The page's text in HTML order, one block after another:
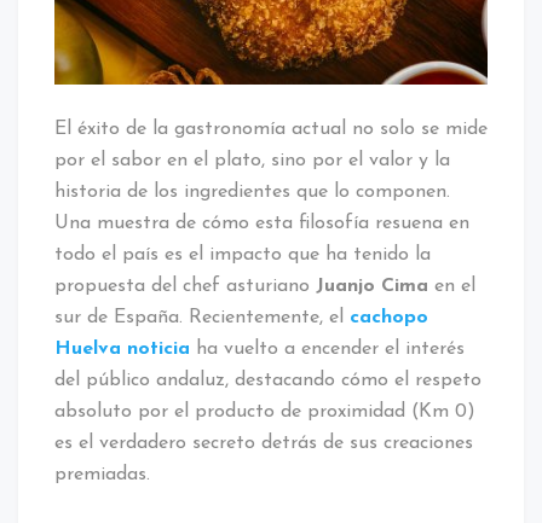
Huelva
que
ensalza
el
proximidad
El éxito de la gastronomía actual no solo se mide
por el sabor en el plato, sino por el valor y la
historia de los ingredientes que lo componen.
Una muestra de cómo esta filosofía resuena en
todo el país es el impacto que ha tenido la
propuesta del chef asturiano Juanjo Cima en el
sur de España. Recientemente, el cachopo
Huelva noticia ha vuelto a encender el interés
del público andaluz, destacando cómo el respeto
absoluto por el producto de proximidad (Km 0)
es el verdadero secreto detrás de sus creaciones
premiadas.